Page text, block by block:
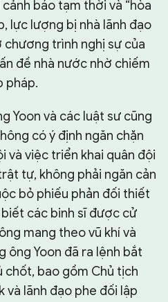
báo tạm thời và “hòa
lực lượng bị nhà lãnh đạo
trình nghị sự của
đề nhà nước nhờ chiếm
pháp.
Yoon và các luật sư cũng
có ý định ngăn chặn
và việc triển khai quân đội
tự, không phải ngăn cản
bỏ phiếu phản đối thiết
các binh sĩ được cử
mang theo vũ khí và
ông Yoon đã ra lệnh bắt
chốt, bao gồm Chủ tịch
và lãnh đạo phe đối lập